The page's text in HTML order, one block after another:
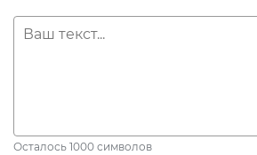
Осталось 1000 символов